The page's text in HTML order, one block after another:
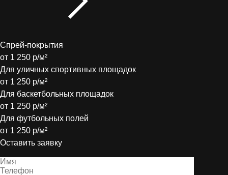
Спрей-покрытия
от 1 250 р/м²
Для уличных спортивных площадок
от 1 250 р/м²
Для баскетбольных площадок
от 1 250 р/м²
Для футбольных полей
от 1 250 р/м²
Оставить заявку